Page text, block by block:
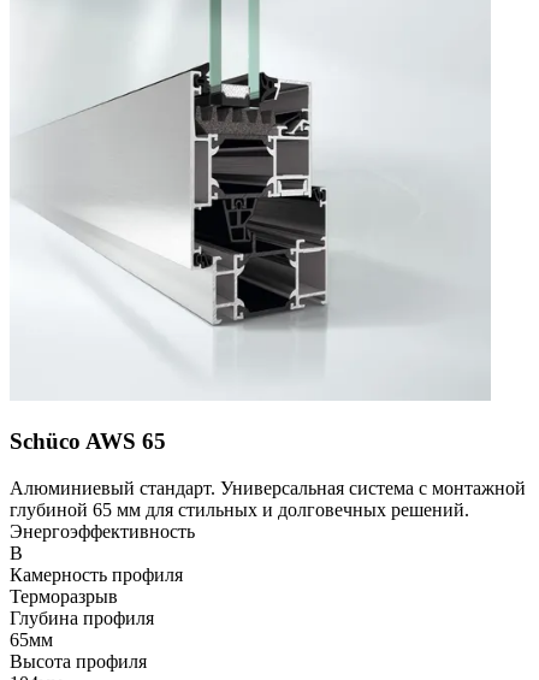
Schüco AWS 65
Алюминиевый стандарт. Универсальная система с монтажной
глубиной 65 мм для стильных и долговечных решений.
Энергоэффективность
B
Камерность профиля
Терморазрыв
Глубина профиля
65мм
Высота профиля